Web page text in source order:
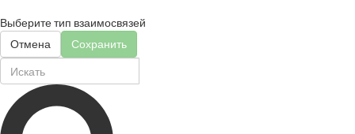
Выберите тип взаимосвязей
Отмена
Сохранить